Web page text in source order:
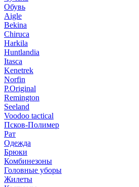
Обувь
Aigle
Bekina
Chiruсa
Harkila
Huntlandia
Itasca
Kenetrek
Norfin
P.Original
Remington
Seeland
Voodoo tactical
Псков-Полимер
Рат
Одежда
Брюки
Комбинезоны
Головные уборы
Жилеты